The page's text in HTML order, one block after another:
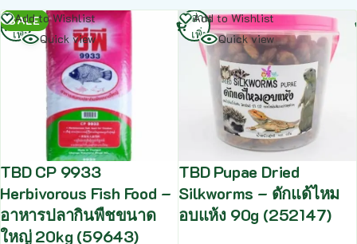
SALE
Add to Wishlist
Quick view
TBD CP 9933
Herbivorous Fish Food –
อาหารปลากินพืชขนาด
ใหญ่ 20kg (59643)
อ่าน
เพิ่ม
Add to Wishlist
Quick view
TBD Pupae Dried
Silkworms – ดักแด้ไหม
อบแห้ง 90g (252147)
อ่าน
เพิ่ม